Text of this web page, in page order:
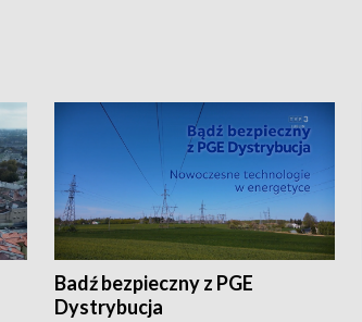
Badź bezpieczny z PGE
Dystrybucja